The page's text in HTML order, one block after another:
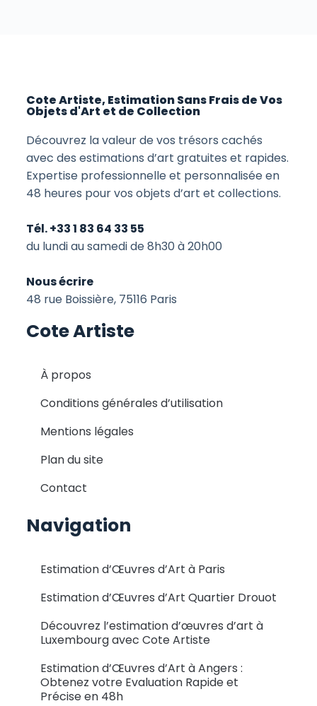
Cote Artiste, Estimation Sans Frais de Vos
Objets d'Art et de Collection
Découvrez la valeur de vos trésors cachés
avec des estimations d’art gratuites et rapides.
Expertise professionnelle et personnalisée en
48 heures pour vos objets d’art et collections.
Tél. +33 1 83 64 33 55
du lundi au samedi de 8h30 à 20h00
Nous écrire
48 rue Boissière, 75116 Paris
Cote Artiste
À propos
Conditions générales d’utilisation
Mentions légales
Plan du site
Contact
Navigation
Estimation d’Œuvres d’Art à Paris
Estimation d’Œuvres d’Art Quartier Drouot
Découvrez l’estimation d’œuvres d’art à
Luxembourg avec Cote Artiste
Estimation d’Œuvres d’Art à Angers :
Obtenez votre Evaluation Rapide et
Précise en 48h